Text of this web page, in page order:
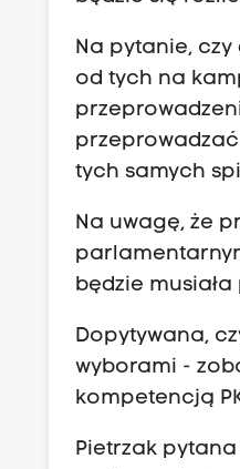
Na pytanie,
od tych na
tych samych
Na uwagę, że
będzie
Dopytywana,
wyborami -
kompetencją
Pietrzak